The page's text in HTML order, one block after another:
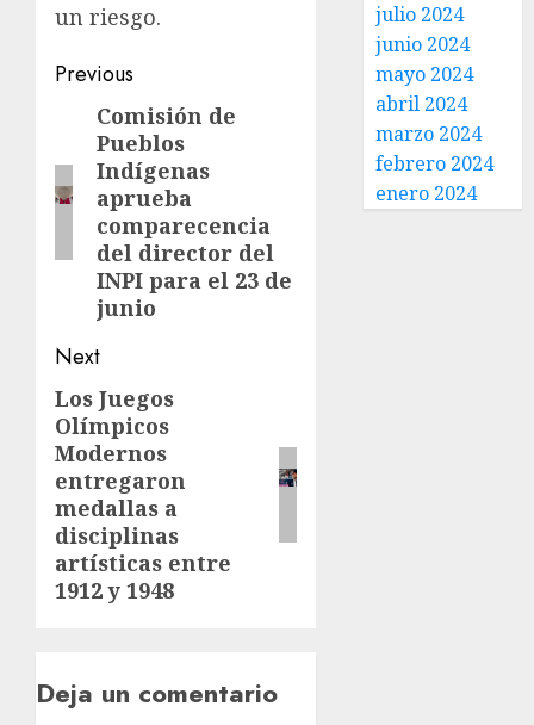
un riesgo.
Previous
Comisión de
Pueblos
Indígenas
aprueba
comparecencia
del director del
INPI para el 23 de
junio
Next
Los Juegos
Olímpicos
Modernos
entregaron
medallas a
disciplinas
artísticas entre
1912 y 1948
Deja un comentario
julio 2024
junio 2024
mayo 2024
abril 2024
marzo 2024
febrero 2024
enero 2024